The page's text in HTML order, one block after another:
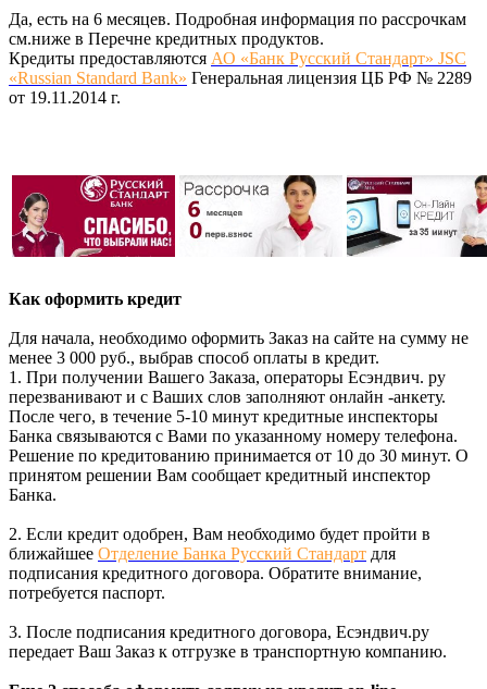
Да, есть на 6 месяцев. Подробная информация по рассрочкам
см.ниже в Перечне кредитных продуктов.
Кредиты предоставляются АО «Банк Русский Стандарт» JSC
«Russian Standard Bank» Генеральная лицензия ЦБ РФ № 2289
от 19.11.2014 г.
Как оформить кредит
Для начала, необходимо оформить Заказ на сайте на сумму не
менее 3 000 руб., выбрав способ оплаты в кредит.
1. При получении Вашего Заказа, операторы Есэндвич. ру
перезванивают и с Ваших слов заполняют онлайн -анкету.
После чего, в течение 5-10 минут кредитные инспекторы
Банка связываются с Вами по указанному номеру телефона.
Решение по кредитованию принимается от 10 до 30 минут. О
принятом решении Вам сообщает кредитный инспектор
Банка.
2. Если кредит одобрен, Вам необходимо будет пройти в
ближайшее Отделение Банка Русский Стандарт для
подписания кредитного договора. Обратите внимание,
потребуется паспорт.
3. После подписания кредитного договора, Есэндвич.ру
передает Ваш Заказ к отгрузке в транспортную компанию.